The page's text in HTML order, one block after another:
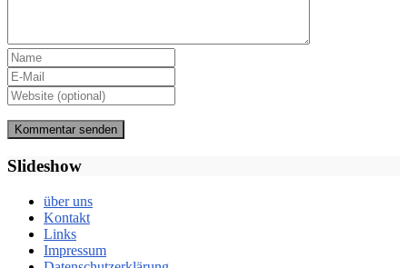
Slideshow
über uns
Kontakt
Links
Impressum